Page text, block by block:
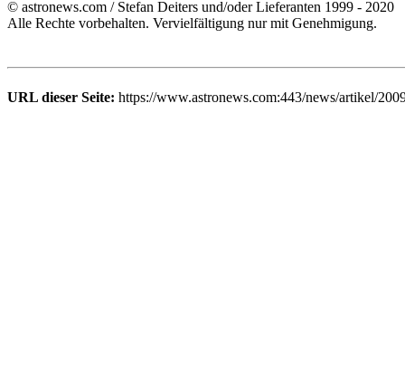
© astronews.com / Stefan Deiters und/oder Lieferanten 1999 - 2020
Alle Rechte vorbehalten. Vervielfältigung nur mit Genehmigung.
URL dieser Seite: https://www.astronews.com:443/news/artikel/